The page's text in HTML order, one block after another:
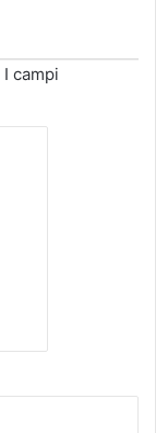
I campi